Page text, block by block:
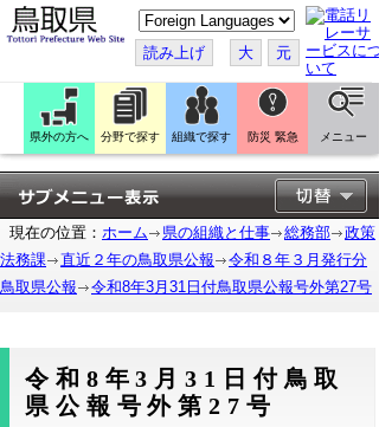
こ
の
ペ
ー
ジ
翻
訳
す
る
読み上げ 大 元
県外の方へ 分野で探す 組織で探す 防災 緊急 メニュー
現在の位置： ホーム 県の組織と仕事 総務部
政策
法務課
直近２年の鳥取県公報
令和８年３月発行分
鳥取県公報
令和8年3月31日付鳥取県公報号外第27号
令和8年3月31日付鳥取
県公報号外第27号